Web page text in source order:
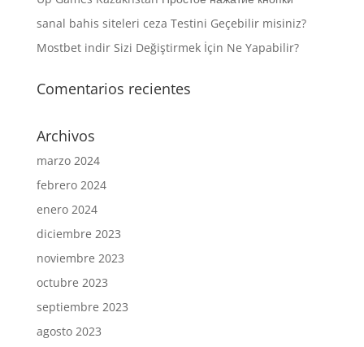
sanal bahis siteleri ceza Testini Geçebilir misiniz?
Mostbet indir Sizi Değiştirmek İçin Ne Yapabilir?
Comentarios recientes
Archivos
marzo 2024
febrero 2024
enero 2024
diciembre 2023
noviembre 2023
octubre 2023
septiembre 2023
agosto 2023